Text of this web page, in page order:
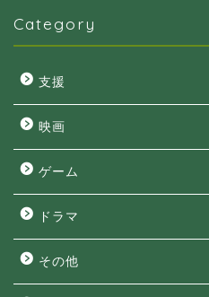
Category
支援
映画
ゲーム
ドラマ
その他